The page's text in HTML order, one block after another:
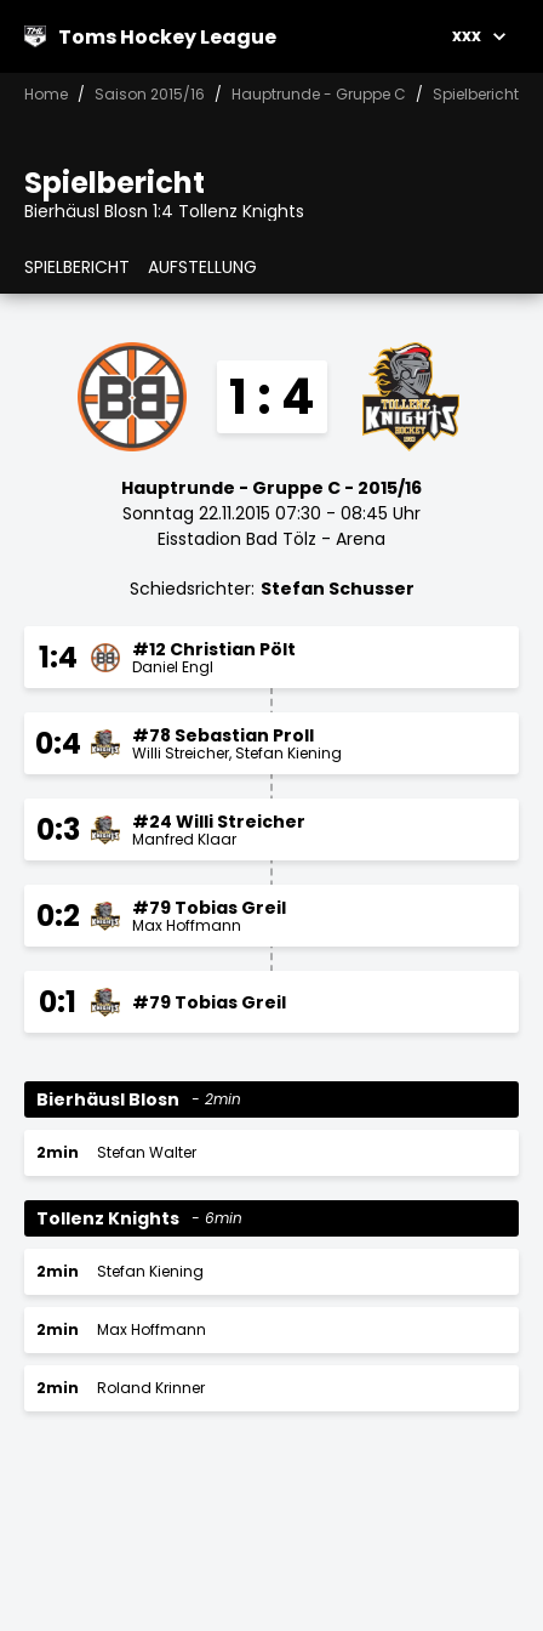
Toms Hockey League xxx
Home Saison 2015/16 Hauptrunde - Gruppe C Spielbericht
Spielbericht
Bierhäusl Blosn 1:4 Tollenz Knights
SPIELBERICHT AUFSTELLUNG
1 : 4
Hauptrunde - Gruppe C - 2015/16
Sonntag 22.11.2015 07:30 - 08:45 Uhr
Eisstadion Bad Tölz - Arena
Schiedsrichter: Stefan Schusser
1:4 #12 Christian Pölt
Daniel Engl
0:4 #78 Sebastian Proll
Willi Streicher Stefan Kiening
0:3 #24 Willi Streicher
Manfred Klaar
0:2 #79 Tobias Greil
Max Hoffmann
0:1 #79 Tobias Greil
Bierhäusl Blosn 2min
2min Stefan Walter
Tollenz Knights 6min
2min Stefan Kiening
2min Max Hoffmann
2min Roland Krinner